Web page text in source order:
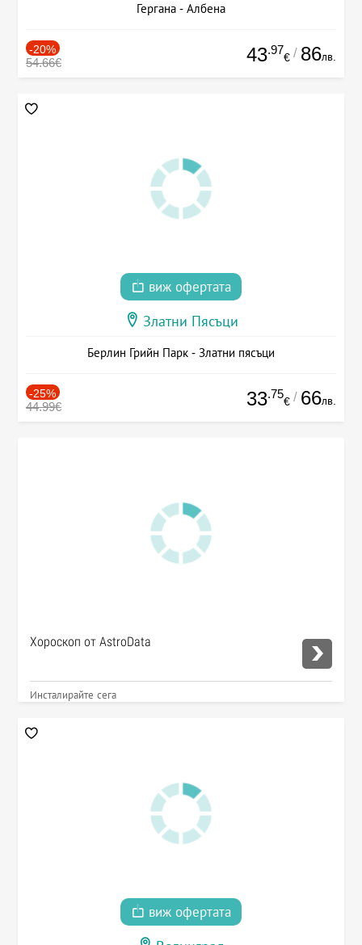
Гергана - Албена
-20%
54.66€ 43.97
€ / 86лв.
виж офертата
Златни Пясъци
Берлин Грийн Парк - Златни пясъци
-25%
44.99€ 33.75
€ / 66лв.
Хороскоп от AstroData
Инсталирайте сега
виж офертата